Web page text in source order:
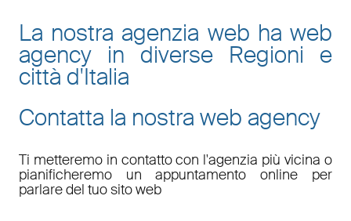
La nostra agenzia web ha web
agency in diverse Regioni e
città d'Italia
Contatta la nostra web agency
Ti metteremo in contatto con l'agenzia più vicina o
pianificheremo un appuntamento online per
parlare del tuo sito web